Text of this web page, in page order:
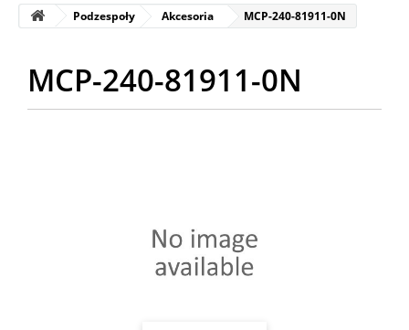
Podzespoły Akcesoria MCP-240-81911-0N
MCP-240-81911-0N